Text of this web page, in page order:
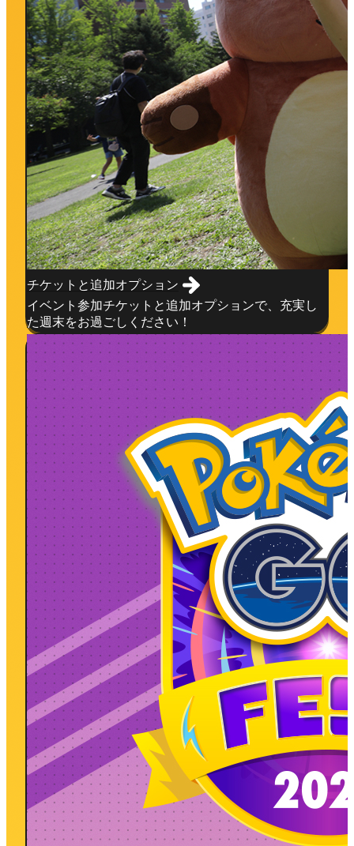
チケットと追加オプション
イベント参加チケットと追加オプションで、充実し
た週末をお過ごしください！